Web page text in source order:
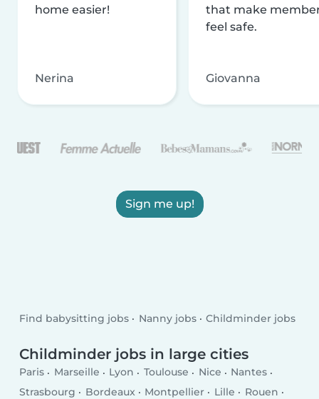
home easier!
Nerina
that make
feel safe.
Giovanna
Sign me up!
Find babysitting jobs Nanny jobs Childminder jobs
Childminder jobs in large cities
Paris Marseille Lyon Toulouse Nice
Nantes
Strasbourg
Bordeaux Montpellier Lille
Rouen